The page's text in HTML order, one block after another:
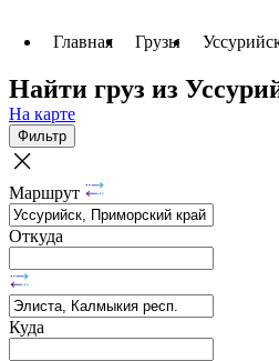
Главная Грузы
Найти груз из
На карте
Фильтр
Маршрут
Откуда
Куда